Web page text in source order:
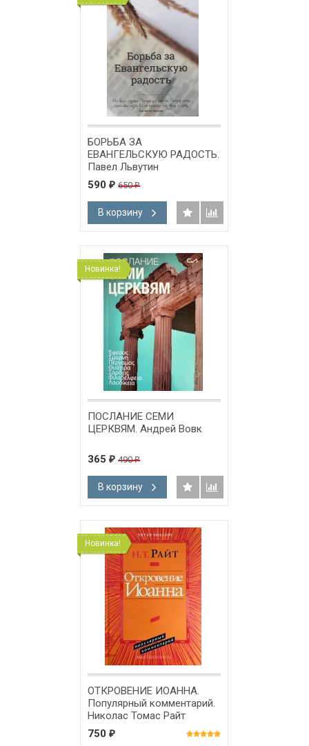
БОРЬБА ЗА
ЕВАНГЕЛЬСКУЮ РАДОСТЬ.
Павел Львутин
590 ₽ 650₽
В корзину
Новинка!
ПОСЛАНИЕ СЕМИ
ЦЕРКВЯМ. Андрей Вовк
365 ₽ 490₽
В корзину
Новинка!
ОТКРОВЕНИЕ ИОАННА.
Популярный комментарий.
Николас Томас Райт
750 ₽